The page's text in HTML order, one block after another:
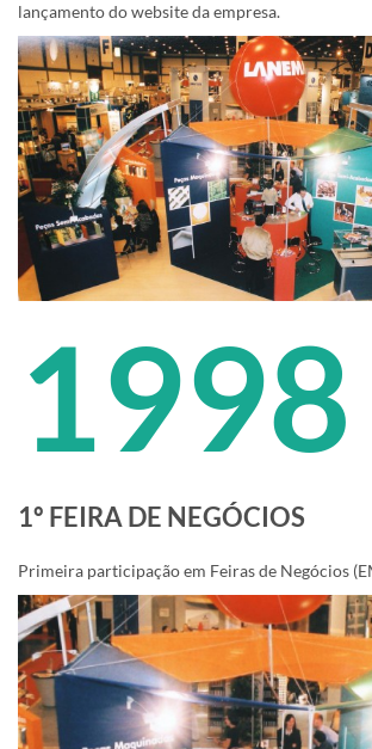
lançamento do website da empresa.
1998
1º FEIRA DE NEGÓCIOS
Primeira participação em Feiras de Negócios